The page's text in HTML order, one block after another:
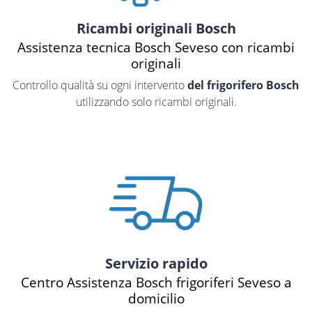
Ricambi originali Bosch
Assistenza tecnica Bosch Seveso con ricambi
originali
Controllo qualità su ogni interventodel frigorifero Bosch
utilizzando solo ricambi originali.
Servizio rapido
Centro Assistenza Bosch frigoriferi Seveso a
domicilio